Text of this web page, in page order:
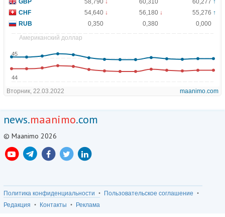
news.maanimo.com
© Maanimo 2026
Политика конфиденциальности
Пользовательское соглашение
Редакция
Контакты Реклама